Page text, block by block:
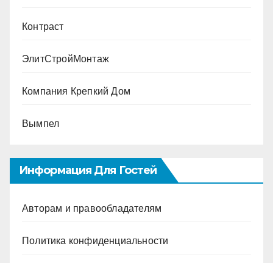
Контраст
ЭлитСтройМонтаж
Компания Крепкий Дом
Вымпел
Информация Для Гостей
Авторам и правообладателям
Политика конфиденциальности